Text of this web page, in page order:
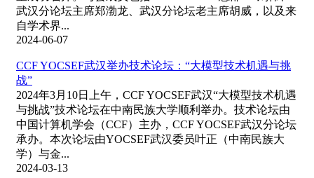
武汉分论坛主席郑渤龙、武汉分论坛老主席胡威，以及来
自学术界...
2024-06-07
CCF YOCSEF武汉举办技术论坛：“大模型技术机遇与挑
战”
2024年3月10日上午，CCF YOCSEF武汉“大模型技术机遇
与挑战”技术论坛在中南民族大学顺利举办。技术论坛由
中国计算机学会（CCF）主办，CCF YOCSEF武汉分论坛
承办。本次论坛由YOCSEF武汉委员叶正（中南民族大
学）与金...
2024-03-13